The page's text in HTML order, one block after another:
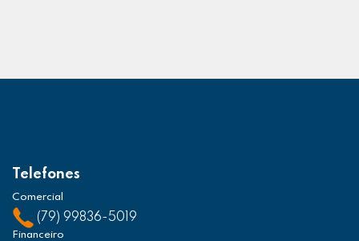
Telefones
Comercial
(79) 99836-5019
Financeiro